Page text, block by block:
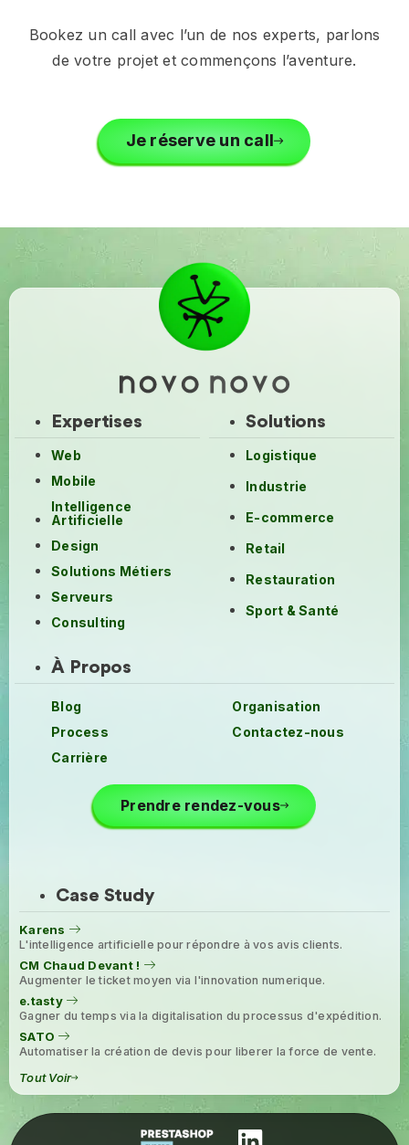
Bookez un call avec l’un de nos experts, parlons
de votre projet et commençons l’aventure.
Je réserve un call
Expertises
Web
Mobile
Intelligence
Artificielle
Design
Solutions Métiers
Serveurs
Consulting
Solutions
Logistique
Industrie
E-commerce
Retail
Restauration
Sport & Santé
À Propos
Blog
Organisation
Process
Contactez-nous
Carrière
Prendre rendez-vous
Case Study
Karens
L'intelligence artificielle pour répondre à vos avis clients.
CM Chaud Devant !
Augmenter le ticket moyen via l'innovation numerique.
e.tasty
Gagner du temps via la digitalisation du processus d'expédition.
SATO
Automatiser la création de devis pour liberer la force de vente.
Tout Voir